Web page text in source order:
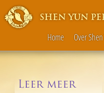
SHEN YUN
Home Over